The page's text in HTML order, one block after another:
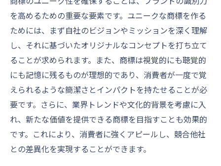
を高めるための重要な要素です。ユニークな商標を作る
ためには、まず自社のビジョンやミッションを深く理解
し、それに基づいたオリジナルなコンセプトを打ち立て
ることが求められます。また、商標は視覚的にも聴覚的
にも記憶に残るものが理想的であり、消費者が一度で覚
えられるような簡潔さとインパクトを持たせることが必
要です。さらに、業界トレンドや文化的背景を考慮に入
れ、新たな価値を提供できる商標を目指すことも効果的
です。これにより、消費者に強くアピールし、競合他社
との差異化を実現することができます。